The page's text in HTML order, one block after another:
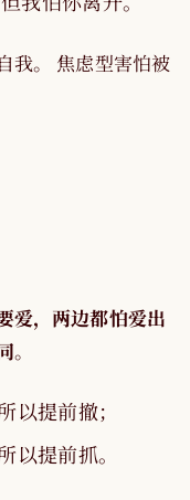
我。 焦虑型害怕被
爱，两边都怕爱出
。
以提前撤；
提前抓。